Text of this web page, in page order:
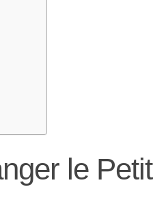
le Petit